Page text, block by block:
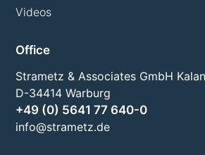
Videos
Office
Strametz & Associates GmbH
D-34414 Warburg
+49 (0) 5641 77 640-0
info@strametz.de